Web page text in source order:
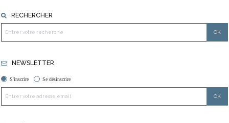
RECHERCHER
NEWSLETTER
S'inscrire Se désinscrire